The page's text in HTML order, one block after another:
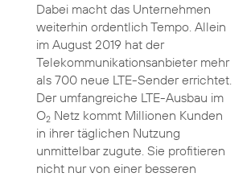
Dabei macht das Unternehmen
weiterhin ordentlich Tempo. Allein
im August 2019 hat der
Telekommunikationsanbieter mehr
als 700 neue LTE-Sender errichtet.
Der umfangreiche LTE-Ausbau im
O2Netz kommt Millionen Kunden
in ihrer täglichen Nutzung
unmittelbar zugute. Sie profitieren
nicht nur von einer besseren